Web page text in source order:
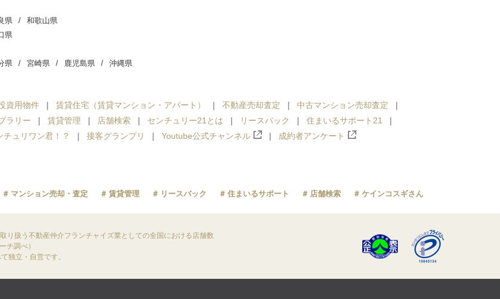
県 和歌山県
県
県 宮崎県 鹿児島県 沖縄県
資用物件 賃貸住宅（賃貸マンション・アパート） 不動産売却査定
中古マンション売却査定
ラリー 賃貸管理 店舗検索 センチュリー21とは リースバック
住まいるサポート21
チュリワン君！？ 接客グランプリ Youtube公式チャンネル 成約者アンケート
マンション売却・査定 賃貸管理 リースバック 住まいるサポート 店舗検索 ケインコスギさん
り扱う不動産仲介フランチャイズ業としての全国における店舗数
チ調べ）
独立・自営です。